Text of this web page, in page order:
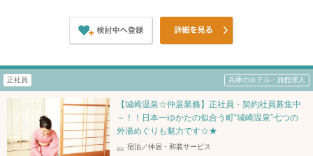
正社員 兵庫のホテル・旅館求人
【城崎温泉☆仲居業務】正社員・契約社員募集中
～！！日本一ゆかたの似合う町“城崎温泉”七つの
外湯めぐりも魅力です☆★
宿泊／仲居・和装サービス